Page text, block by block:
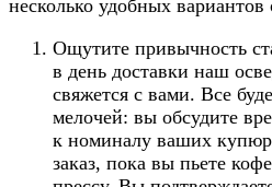
несколько удобных
Ощутите привычность
в день доставки наш
свяжется с вами. Все
мелочей: вы обсудите
к номиналу ваших купюр
заказ, пока вы пьете